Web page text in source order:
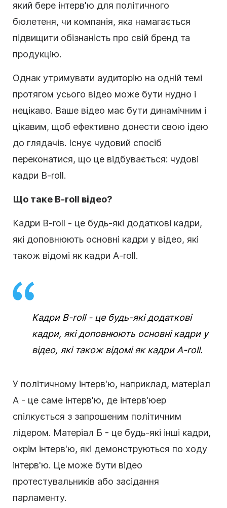
який бере інтерв'ю для політичного
бюлетеня, чи компанія, яка намагається
підвищити обізнаність про свій бренд та
продукцію.
Однак утримувати аудиторію на одній темі
протягом усього відео може бути нудно і
нецікаво. Ваше відео має бути динамічним і
цікавим, щоб ефективно донести свою ідею
до глядачів. Існує чудовий спосіб
переконатися, що це відбувається: чудові
кадри B-roll.
Що таке B-roll відео?
Кадри B-roll - це будь-які додаткові кадри,
які доповнюють основні кадри у відео, які
також відомі як кадри A-roll.
Кадри B-roll - це будь-які додаткові
кадри, які доповнюють основні кадри у
відео, які також відомі як кадри A-roll.
У політичному інтерв'ю, наприклад, матеріал
А - це саме інтерв'ю, де інтерв'юер
спілкується з запрошеним політичним
лідером. Матеріал Б - це будь-які інші кадри,
окрім інтерв'ю, які демонструються по ходу
інтерв'ю. Це може бути відео
протестувальників або засідання
парламенту.